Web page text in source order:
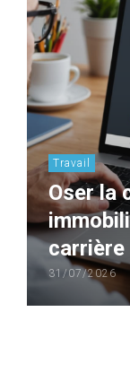
Travail
Oser la
carrière
31/07/2026